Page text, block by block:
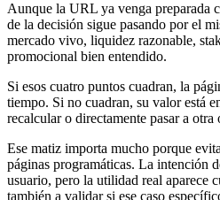
Aunque la URL ya venga preparada
de la decisión sigue pasando por el
mercado vivo, liquidez razonable,
promocional bien entendido.
Si esos cuatro puntos cuadran, la
tiempo. Si no cuadran, su valor está
recalcular o directamente pasar a otra
Ese matiz importa mucho porque
páginas programáticas. La intención
usuario, pero la utilidad real aparece
también a validar si ese caso